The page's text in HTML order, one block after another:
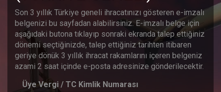
Son 3 yıllık Türkiye geneli ihracatınızı gösteren e-imzalı
belgenizi bu sayfadan alabilirsiniz. E-imzalı belge için
aşağıdaki butona tıklayıp sonraki ekranda talep ettiğiniz
dönemi seçtiğinizde, talep ettiğiniz tarihten itibaren
geriye dönük 3 yıllık ihracat rakamlarını içeren belgeniz
azami 2 saat içinde e-posta adresinize gönderilecektir.
Üye Vergi / TC Kimlik Numarası